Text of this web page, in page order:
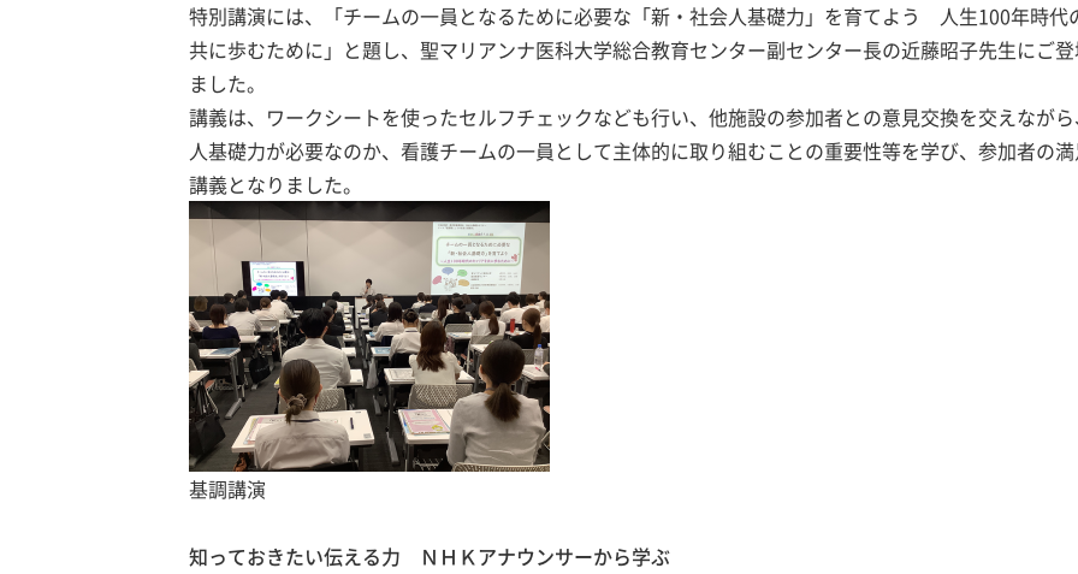
特別講演には、「チームの一員となるために必要な「新・社会人基礎力」を育てよう 人生100年時代
共に歩むために」と題し、聖マリアンナ医科大学総合教育センター副センター長の近藤昭子先生にご
ました。
講義は、ワークシートを使ったセルフチェックなども行い、他施設の参加者との意見交換を交えなが
人基礎力が必要なのか、看護チームの一員として主体的に取り組むことの重要性等を学び、参加者の
講義となりました。
基調講演
知っておきたい伝える力 ＮＨＫアナウンサーから学ぶ